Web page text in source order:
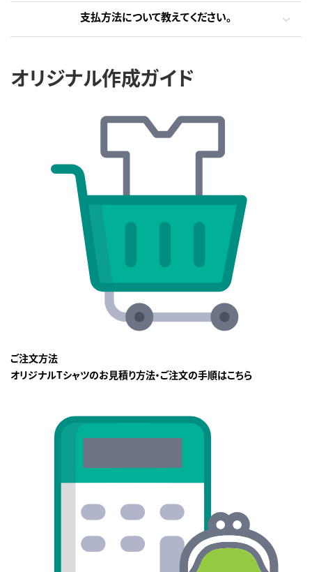
支払方法について教えてください。
オリジナル作成ガイド
ご注文方法
オリジナルTシャツのお見積り方法・ご注文の手順はこちら